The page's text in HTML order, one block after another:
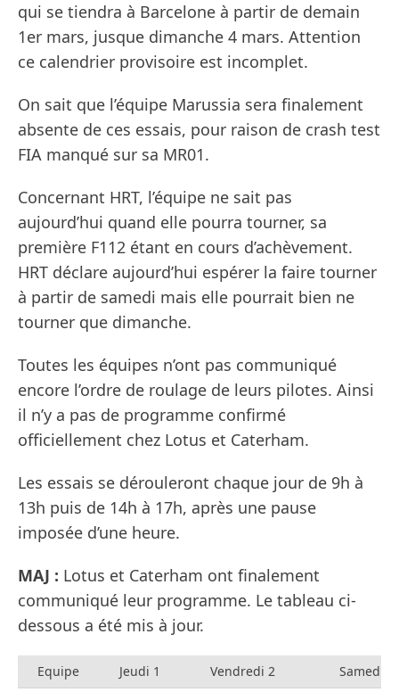
qui se tiendra à Barcelone à partir de demain
1er mars, jusque dimanche 4 mars. Attention
ce calendrier provisoire est incomplet.
On sait que l’équipe Marussia sera finalement
absente de ces essais, pour raison de crash test
FIA manqué sur sa MR01.
Concernant HRT, l’équipe ne sait pas
aujourd’hui quand elle pourra tourner, sa
première F112 étant en cours d’achèvement.
HRT déclare aujourd’hui espérer la faire tourner
à partir de samedi mais elle pourrait bien ne
tourner que dimanche.
Toutes les équipes n’ont pas communiqué
encore l’ordre de roulage de leurs pilotes. Ainsi
il n’y a pas de programme confirmé
officiellement chez Lotus et Caterham.
Les essais se dérouleront chaque jour de 9h à
13h puis de 14h à 17h, après une pause
imposée d’une heure.
MAJ : Lotus et Caterham ont finalement
communiqué leur programme. Le tableau ci-
dessous a été mis à jour.
Equipe Jeudi 1 Vendredi 2
Samedi 3